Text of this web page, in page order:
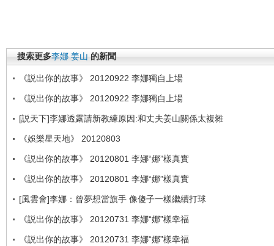
搜索更多李娜 姜山 的新聞
《説出你的故事》 20120922 李娜獨自上場
《説出你的故事》 20120922 李娜獨自上場
[説天下]李娜透露請新教練原因:和丈夫姜山關係太複雜
《娛樂星天地》 20120803
《説出你的故事》 20120801 李娜“娜”樣真實
《説出你的故事》 20120801 李娜“娜”樣真實
[風雲會]李娜：曾夢想當旗手 像傻子一樣繼續打球
《説出你的故事》 20120731 李娜“娜”樣幸福
《説出你的故事》 20120731 李娜“娜”樣幸福